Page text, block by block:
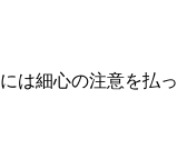
は細心の注意を払っ